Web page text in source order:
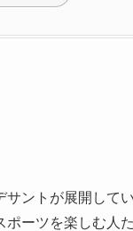
ントが展開して
ーツを楽しむ人